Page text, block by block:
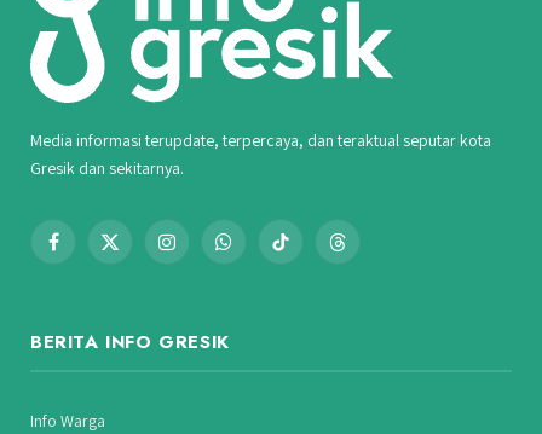
Media informasi terupdate, terpercaya, dan teraktual seputar kota
Gresik dan sekitarnya.
Facebook
X
InstagramWhatsAppTikTok Threads
BERITA INFO GRESIK
Info Warga